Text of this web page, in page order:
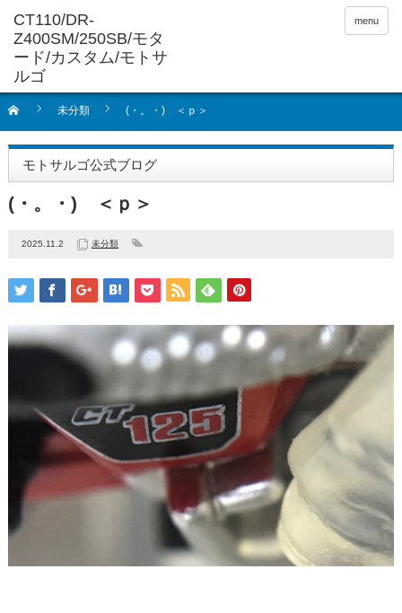
menu
未分類 (・。・) ＜ｐ＞
モトサルゴ公式ブログ
(・。・) ＜ｐ＞
2025.11.2 未分類